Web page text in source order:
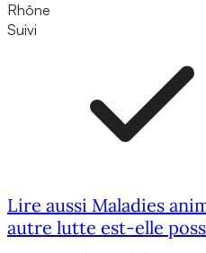
Rhône
Suivi
Lire aussi Maladies
autre lutte est-elle